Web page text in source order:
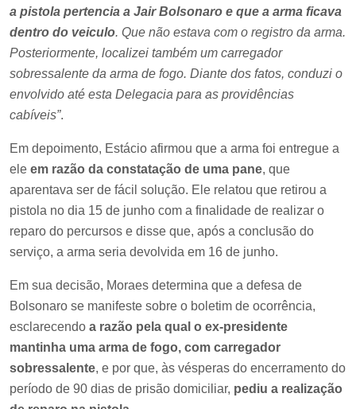
a pistola pertencia a Jair Bolsonaro e que a arma ficava
dentro do veiculo. Que não estava com o registro da arma.
Posteriormente, localizei também um carregador
sobressalente da arma de fogo. Diante dos fatos, conduzi o
envolvido até esta Delegacia para as providências
cabíveis”.
Em depoimento, Estácio afirmou que a arma foi entregue a
ele em razão da constatação de uma pane, que
aparentava ser de fácil solução. Ele relatou que retirou a
pistola no dia 15 de junho com a finalidade de realizar o
reparo do percursos e disse que, após a conclusão do
serviço, a arma seria devolvida em 16 de junho.
Em sua decisão, Moraes determina que a defesa de
Bolsonaro se manifeste sobre o boletim de ocorrência,
esclarecendo a razão pela qual o ex-presidente
mantinha uma arma de fogo, com carregador
sobressalente, e por que, às vésperas do encerramento do
período de 90 dias de prisão domiciliar, pediu a realização